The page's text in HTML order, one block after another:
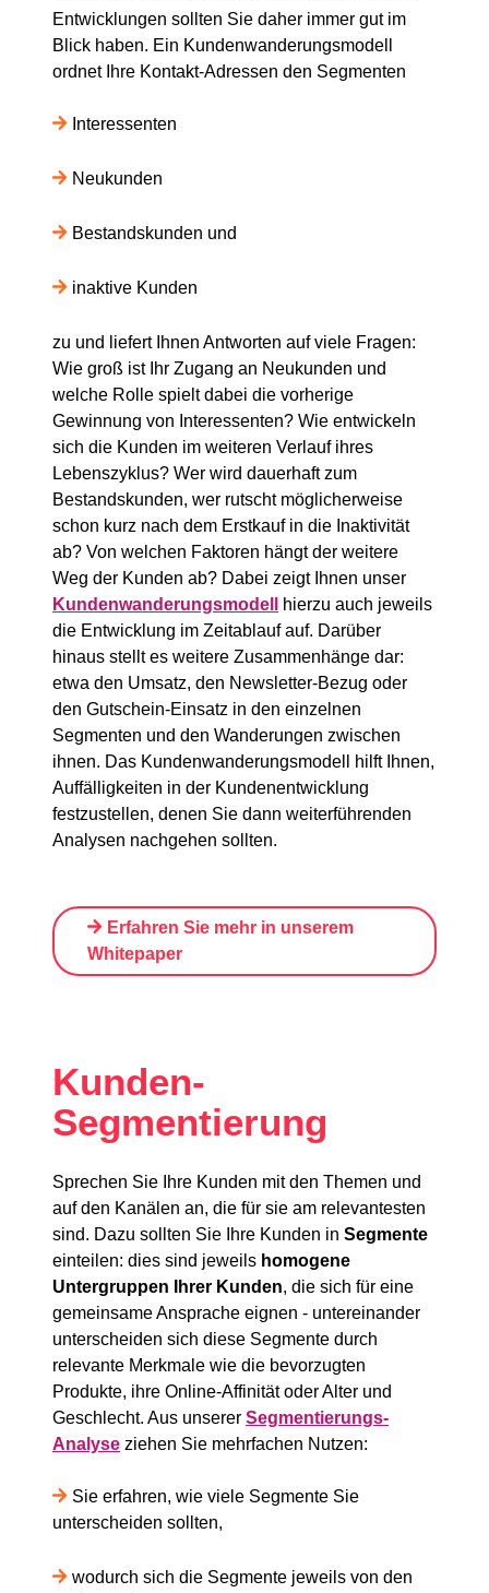
Entwicklungen sollten Sie daher immer gut im
Blick haben. Ein Kundenwanderungsmodell
ordnet Ihre Kontakt-Adressen den Segmenten
Interessenten
Neukunden
Bestandskunden und
inaktive Kunden
zu und liefert Ihnen Antworten auf viele Fragen:
Wie groß ist Ihr Zugang an Neukunden und
welche Rolle spielt dabei die vorherige
Gewinnung von Interessenten? Wie entwickeln
sich die Kunden im weiteren Verlauf ihres
Lebenszyklus? Wer wird dauerhaft zum
Bestandskunden, wer rutscht möglicherweise
schon kurz nach dem Erstkauf in die Inaktivität
ab? Von welchen Faktoren hängt der weitere
Weg der Kunden ab? Dabei zeigt Ihnen unser
Kundenwanderungsmodell
hierzu auch jeweils
die Entwicklung im Zeitablauf auf. Darüber
hinaus stellt es weitere Zusammenhänge dar:
etwa den Umsatz, den Newsletter-Bezug oder
den Gutschein-Einsatz in den einzelnen
Segmenten und den Wanderungen zwischen
ihnen. Das Kundenwanderungsmodell hilft Ihnen,
Auffälligkeiten in der Kundenentwicklung
festzustellen, denen Sie dann weiterführenden
Analysen nachgehen sollten.
Erfahren Sie mehr in unserem
Whitepaper
Kunden-
Segmentierung
Sprechen Sie Ihre Kunden mit den Themen und
auf den Kanälen an, die für sie am relevantesten
sind. Dazu sollten Sie Ihre Kunden in Segmente
einteilen: dies sind jeweils homogene
Untergruppen Ihrer Kunden, die sich für eine
gemeinsame Ansprache eignen - untereinander
unterscheiden sich diese Segmente durch
relevante Merkmale wie die bevorzugten
Produkte, ihre Online-Affinität oder Alter und
Geschlecht. Aus unserer Segmentierungs-
Analyse ziehen Sie mehrfachen Nutzen:
Sie erfahren, wie viele Segmente Sie
unterscheiden sollten,
wodurch sich die Segmente jeweils von den